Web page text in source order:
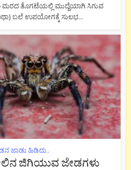
ತೊಗಟೆಯಲ್ಲಿ ಮುದ್ದೆಯಾಗಿ ಸಿಗುವ
ಬಲೆ ಉಪಯೋಗಕ್ಕೆ ಸುಲಭ...
ಜಾಡು ಹಿಡಿದು..
ಜಿಗಿಯುವ ಜೇಡಗಳು